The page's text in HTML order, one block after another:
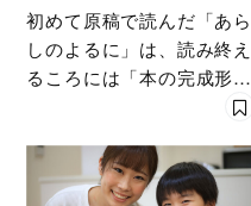
初めて原稿で読んだ「あら
しのよるに」は、読み終え
るころには「本の完成形が
できていた」ほど面白かっ